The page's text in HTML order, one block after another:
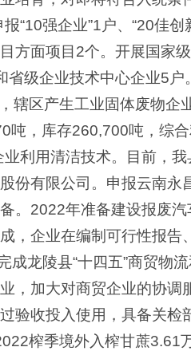
“10强企业”1户、“20佳
方面项目2个。开展国家
级企业技术中心企业5
辖区产生工业固体废物
吨，库存260,700吨，综
利用清洁技术。目前，
份有限公司。申报云南
。2022年准备建设报废
，企业在编制可行性报告
成龙陵县“十四五”商贸物
，加大对商贸企业的协
验收投入使用，具备关
榨季境外入榨甘蔗3.61